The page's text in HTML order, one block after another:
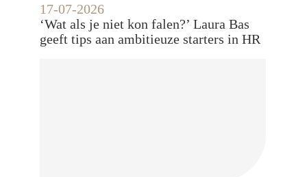
17-07-2026
‘Wat als je niet kon falen?’ Laura Bas
geeft tips aan ambitieuze starters in HR